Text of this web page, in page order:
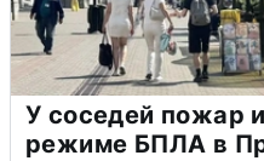
У соседей пожар
режиме БПЛА в